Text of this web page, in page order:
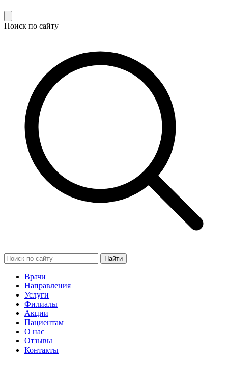
Поиск по сайту
Найти
Врачи
Направления
Услуги
Филиалы
Акции
Пациентам
О нас
Отзывы
Контакты